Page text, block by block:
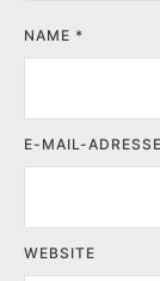
NAME *
E-MAIL-ADRESSE
WEBSITE